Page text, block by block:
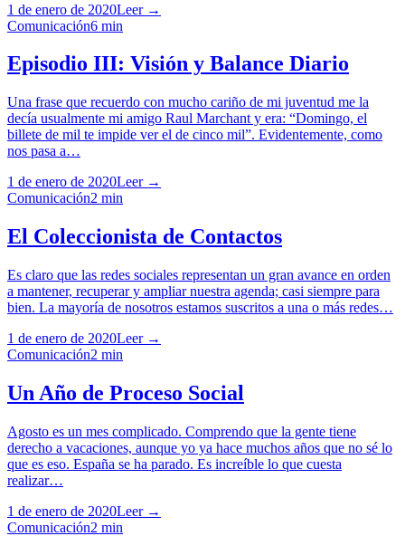
1 de enero de 2020Leer →
Comunicación6 min
Episodio III: Visión y Balance Diario
Una frase que recuerdo con mucho cariño de mi juventud me la
decía usualmente mi amigo Raul Marchant y era: “Domingo, el
billete de mil te impide ver el de cinco mil”. Evidentemente, como
nos pasa a…
1 de enero de 2020Leer →
Comunicación2 min
El Coleccionista de Contactos
Es claro que las redes sociales representan un gran avance en orden
a mantener, recuperar y ampliar nuestra agenda; casi siempre para
bien. La mayoría de nosotros estamos suscritos a una o más redes…
1 de enero de 2020Leer →
Comunicación2 min
Un Año de Proceso Social
Agosto es un mes complicado. Comprendo que la gente tiene
derecho a vacaciones, aunque yo ya hace muchos años que no sé lo
que es eso. España se ha parado. Es increíble lo que cuesta
realizar…
1 de enero de 2020Leer →
Comunicación2 min